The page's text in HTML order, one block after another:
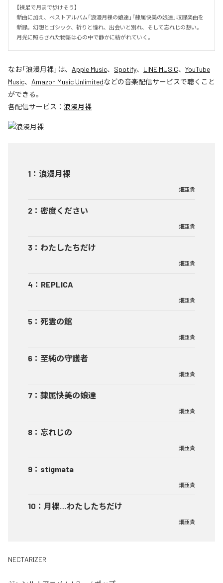
【裸足で月まで歩けそう】
新曲に加え、ベストアルバム「浪漫月裸の娘達」「隷属快美の娘達」収録楽曲を
新録。幻想とゴシック、祈りと憧れ、出会いと別れ、そして忘れじの想い。
月光に照らされた物語は心の中で静かに紡がれていく。
なお「浪漫月裸」は、 Apple Music、 Spotify、 LINE MUSIC、 YouTube
Music、 Amazon Music Unlimitedなどの音楽配信サービスで聴くこと
ができる。
各配信サービス： 浪漫月裸
1 ： 浪漫月裸
畑亜貴
2 ： 密度ください
畑亜貴
3 ： わたしたちだけ
畑亜貴
4 ： REPLICA
畑亜貴
5 ： 死霊の館
畑亜貴
6 ： 至純の守護者
畑亜貴
7 ： 隷属快美の娘達
畑亜貴
8 ： 忘れじの
畑亜貴
9 ： stigmata
畑亜貴
10 ： 月裸…わたしたちだけ
畑亜貴
NECTARIZER